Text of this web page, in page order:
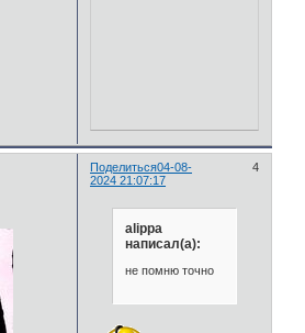
Поделиться 4
04-08-
2024 21:07:17
alippa
написал(а):
не помню точно